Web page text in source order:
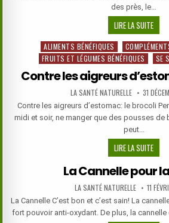
des près, le…
LIRE LA SUITE
LES
AVEC
DES
Posted
in
ALIMENTS BÉNÉFIQUES
FRUITS ET LÉGUMES BÉNÉFIQUES
SE
Contre les aigreurs
AUTHOR:
LA SANTÉ NATURELLE
DATE:
31
Contre les aigreurs d’estomac: le brocoli
midi et soir, ne manger que des pousses de
peut…
LIRE LA SUITE
LES
LE
La Cannelle pour
AUTHOR:
LA SANTÉ NATURELLE
DATE:
11
La Cannelle C’est bon et c’est sain! La
fort pouvoir anti-oxydant. De plus, la cannelle